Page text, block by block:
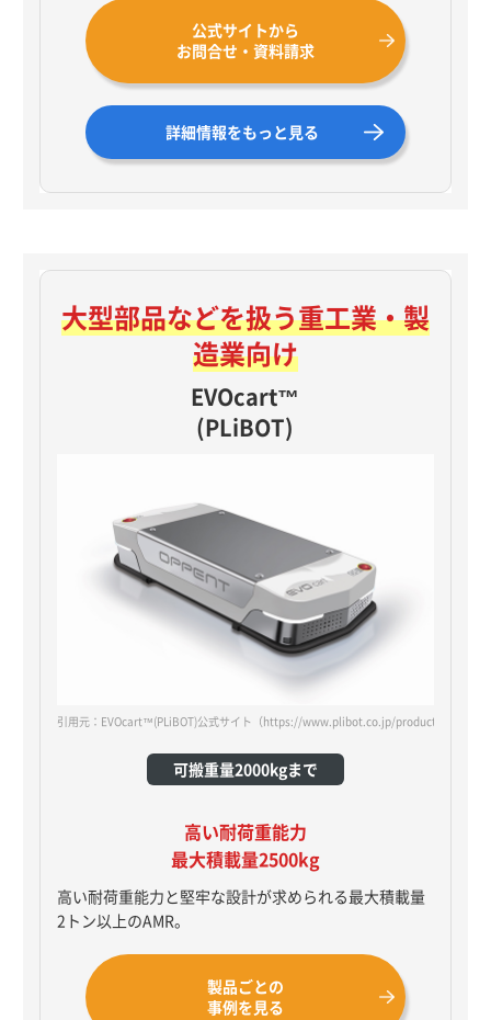
公式サイトから
お問合せ・資料請求
詳細情報をもっと見る
大型部品などを扱う重工業・製
造業向け
EVOcart™
(PLiBOT)
引用元：EVOcart™(PLiBOT)公式サイト （https://www.plibot.co.jp/products/
可搬重量2000kgまで
高い耐荷重能力
最大積載量2500kg
高い耐荷重能力と堅牢な設計が求められる最大積載量
2トン以上のAMR。
製品ごとの
事例を見る